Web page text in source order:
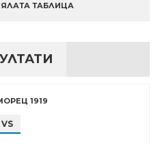
ТАБЛИЦА
1919
VS